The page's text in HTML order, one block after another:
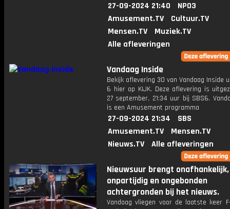
27-09-2024 21:40
NPO3
Amusement.TV
Cultuur.TV
Mensen.TV
Muziek.TV
Alle afleveringen
Vandaag Inside
Bekijk aflevering 30 van Vandaag Inside
6 hier op KIJK. Deze aflevering is
27 september, 21:34 uur bij SBS6.
is een Amusement programma
27-09-2024 21:34
SBS
Amusement.TV
Mensen.TV
Nieuws.TV
Alle afleveringen
Nieuwsuur brengt onafhankelijk,
onpartijdig en ongebonden
achtergronden bij het nieuws.
Vandaag vliegen voor de laatste keer